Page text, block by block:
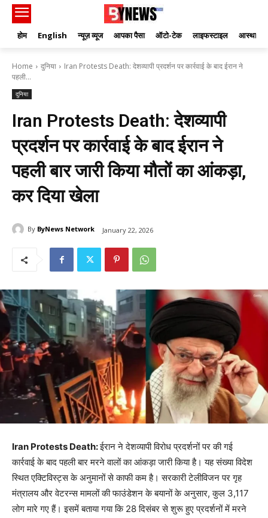
होम English न्यूज़ व्यूज आपका पैसा ऑटो-टेक लाइफस्टाइल आस्था
Home दुनिया
Iran Protests Death: देशव्यापी प्रदर्शन पर कार्रवाई के बाद ईरान ने
पहली...
दुनिया
Iran Protests Death: देशव्यापी
प्रदर्शन पर कार्रवाई के बाद ईरान ने
पहली बार जारी किया मौतों का आंकड़ा,
कर दिया खेला
By ByNews Network January 22, 2026
Iran Protests Death:ईरान ने देशव्यापी विरोध प्रदर्शनों पर की गई
कार्रवाई के बाद पहली बार मरने वालों का आंकड़ा जारी किया है। यह संख्या विदेश
स्थित एक्टिविस्ट्स के अनुमानों से काफी कम है। सरकारी टेलीविजन पर गृह
मंत्रालय और वेटरन्स मामलों की फाउंडेशन के बयानों के अनुसार, कुल 3,117
लोग मारे गए हैं। इसमें बताया गया कि 28 दिसंबर से शुरू हुए प्रदर्शनों में मरने